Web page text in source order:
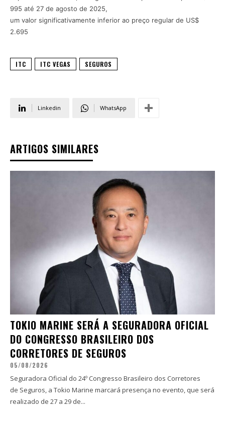
995 até 27 de agosto de 2025,
um valor significativamente inferior ao preço regular de US$
2.695
ITC ITC VEGAS SEGUROS
Linkedin WhatsApp
ARTIGOS SIMILARES
TOKIO MARINE SERÁ A SEGURADORA OFICIAL
DO CONGRESSO BRASILEIRO DOS
CORRETORES DE SEGUROS
05/08/2026
Seguradora Oficial do 24º Congresso Brasileiro dos Corretores
de Seguros, a Tokio Marine marcará presença no evento, que será
realizado de 27 a 29 de...